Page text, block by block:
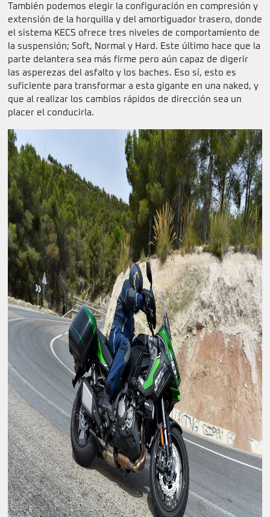
También podemos elegir la configuración en compresión y
extensión de la horquilla y del amortiguador trasero, donde
el sistema KECS ofrece tres niveles de comportamiento de
la suspensión; Soft, Normal y Hard. Este último hace que la
parte delantera sea más firme pero aún capaz de digerir
las asperezas del asfalto y los baches. Eso sí, esto es
suficiente para transformar a esta gigante en una naked, y
que al realizar los cambios rápidos de dirección sea un
placer el conducirla.